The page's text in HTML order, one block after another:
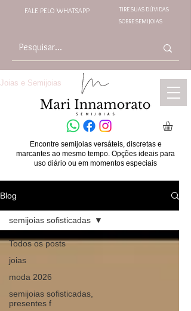
FALE PELO WHATSAPP
TIRE SUAS DÚVIDAS
SOBRE SEMIJOIAS
Joias e Semijoias
Encontre semijoias versáteis, discretas e
marcantes ao mesmo tempo. Opções ideais para
uso diário ou em momentos especiais
Blog
Todos os posts
joias
moda 2026
semijoias sofisticadas,
presentes f
semijoias sofisticadas